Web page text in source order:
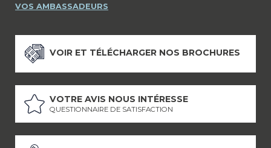
VOS AMBASSADEURS
VOIR ET TÉLÉCHARGER NOS BROCHURES
VOTRE AVIS NOUS INTÉRESSE
QUESTIONNAIRE DE SATISFACTION